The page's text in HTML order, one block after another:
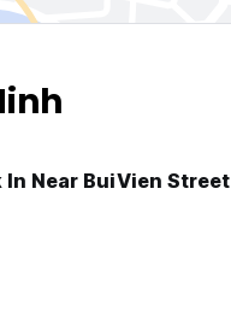
In Near BuiVien Street